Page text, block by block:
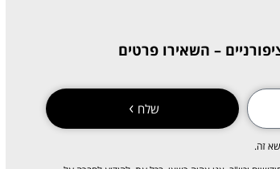
– השאירו פרטים
זה.
שלח